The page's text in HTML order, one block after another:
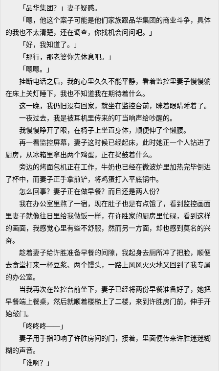
「品华集团？」妻子疑惑。
「嗯，他这个案子可能是他们家族跟品华集团的商业斗争，具体
的我也不太清楚，还在调查，你找机会问问吧。」
「好，我知道了。」
「那行，那老婆你先休息吧。」
「嗯嗯。」
挂断电话之后，我的心里久久不能平静，看着监控里妻子慢慢躺
在床上关灯睡下，我也不知道我在期待着什么。
这一晚，我仍旧没有回家，就坐在监控台前，眯着眼睛睡着了。
一夜过去，我是被耳机里传来的叮当响声给吵醒的。
我慢慢睁开了眼，在椅子上坐直身体，顺便伸了个懒腰。
再一看监控屏幕，妻子这时候已经起床，此时她正一个人钻进了
厨房，从冰箱里拿出两个鸡蛋，正在捣鼓着什么。
旁边的烤面包机正在工作，牛奶也已经在微波炉里加热完毕倒进
了杯中，而妻子正手拿煎铲，将鸡蛋打入平底锅中。
怎么回事？妻子正在做早餐？而且还是两人份？
我在办公室里熬了一宿，现在肚子也是有点饿了，看到监控画面
里妻子就像往日里给我做饭一样，在许胜家的厨房里忙碌，看到这样
的画面，我感觉心里有些不舒服，然而另一方面，却也感到莫名的兴
奋。
趁着妻子给许胜准备早餐的间隙，我起身去厕所冲了把脸，顺便
去食堂打来一杯豆浆、两个馒头，一路上风风火火地又回到了我专属
的办公室。
当我再次在监控台前坐下，妻子已经将两份早餐准备好了，她把
早餐端上餐桌，然后就顺着楼梯上了二楼，来到许胜房门前，伸手开
始敲门。
「咚咚咚——」
妻子用手指叩响了许胜房间的门，接着，里面便传来许胜迷迷糊
糊的声音。
「谁啊？」